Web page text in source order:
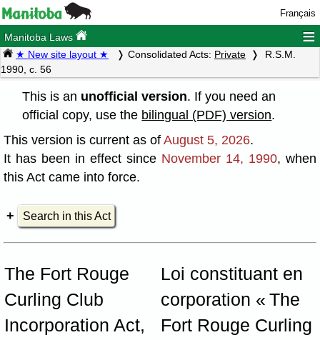
Français
Manitoba Laws ≡
★ New site layout ★ Consolidated Acts: Private
R.S.M.
1990, c. 56
This is an unofficial version. If you need an
official copy, use the bilingual (PDF) version.
This version is current as of August 5, 2026.
It has been in effect since November 14, 1990, when
this Act came into force.
Search in this Act
The Fort Rouge
Curling Club
Incorporation Act,
Loi constituant en
corporation « The
Fort Rouge Curling